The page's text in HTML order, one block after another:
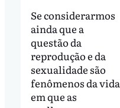
Se considerarmos
ainda que a
questão da
reprodução e da
sexualidade são
fenômenos da vida
em que as